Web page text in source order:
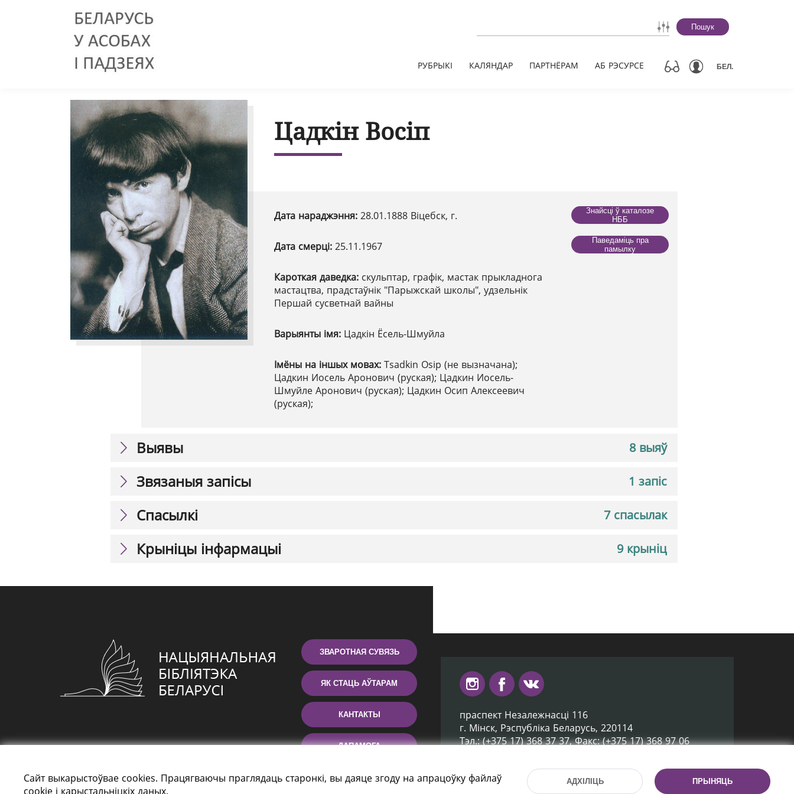
Пошук
РУБРЫКІ КАЛЯНДАР ПАРТНЁРАМ АБ РЭСУРСЕ БЕЛ.
Цадкін Восіп
Дата нараджэння: 28.01.1888 Віцебск, г.
Дата смерці: 25.11.1967
Кароткая даведка: скульптар, графік, мастак прыкладнога
мастацтва, прадстаўнік "Парыжскай школы", удзельнік
Першай сусветнай вайны
Варыянты імя: Цадкін Ёсель-Шмуйла
Імёны на іншых мовах: Tsadkin Osip (не вызначана);
Цадкин Иосель Аронович (руская); Цадкин Иосель-
Шмуйле Аронович (руская); Цадкин Осип Алексеевич
(руская);
Знайсці ў каталозе
НББ
Паведаміць пра
памылку
8 выяў
Выявы
1 запіс
Звязаныя запісы
7 спасылак
Спасылкі
9 крыніц
Крыніцы інфармацыі
ЗВАРОТНАЯ СУВЯЗЬ
ЯК СТАЦЬ АЎТАРАМ
КАНТАКТЫ
ДАПАМОГА
праспект Незалежнасці 116
г. Мiнск, Рэспубліка Беларусь, 220114
Тэл.: (+375 17) 368 37 37, Факс: (+375 17) 368 97 06
Сайт выкарыстоўвае cookies. Працягваючы праглядаць старонкі, вы даяце згоду на апрацоўку файлаў
cookie і карыстальніцкіх даных.
АДХІЛІЦЬ ПРЫНЯЦЬ